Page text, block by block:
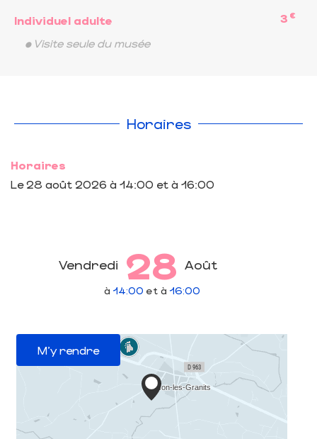
Individuel adulte 3 €
• Visite seule du musée
Horaires
Horaires
Le 28 août 2026 à 14:00 et à 16:00
Vendredi 28 Août
à 14:00 et à 16:00
M'y rendre